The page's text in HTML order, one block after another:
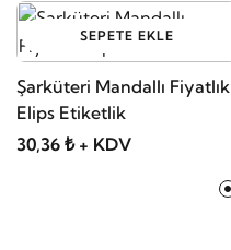
SEPETE EKLE
Şarküteri Mandallı Fiyatlık
Elips Etiketlik
30,36 ₺ + KDV